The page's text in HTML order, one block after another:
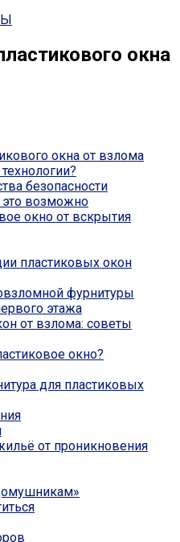
окна
окна от взлома
безопасности
возможно
окно от вскрытия
пластиковых окон
фурнитуры
этажа
от взлома: советы
окно?
для пластиковых
от проникновения